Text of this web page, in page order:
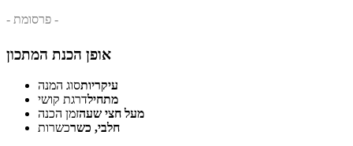
- פרסומת -
אופן הכנת המתכון
עיקריותסוג המנה
מתחילדרגת קושי
מעל חצי שעהזמן הכנה
חלבי, כשרכשרות